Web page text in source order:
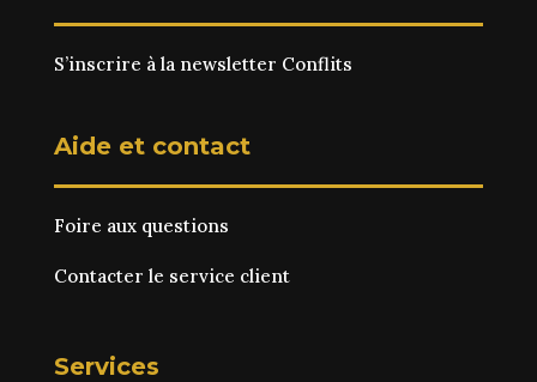
S’inscrire à la newsletter Conflits
Aide et contact
Foire aux questions
Contacter le service client
Services